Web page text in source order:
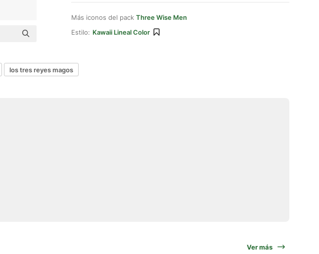
Más iconos del pack Three Wise Men
Estilo: Kawaii Lineal Color
los tres reyes magos
Ver más